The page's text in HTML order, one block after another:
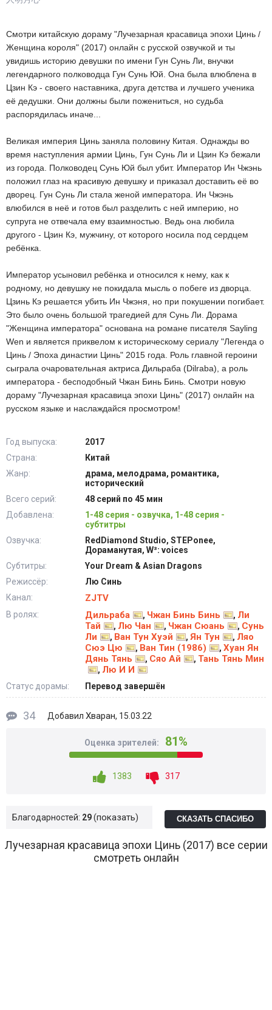
Смотри китайскую дораму "Лучезарная красавица эпохи Цинь /
Женщина короля" (2017) онлайн с русской озвучкой и ты
увидишь историю девушки по имени Гун Сунь Ли, внучки
легендарного полководца Гун Сунь Юй. Она была влюблена в
Цзин Кэ - своего наставника, друга детства и лучшего ученика
её дедушки. Они должны были пожениться, но судьба
распорядилась иначе...
Великая империя Цинь заняла половину Китая. Однажды во
время наступления армии Цинь, Гун Сунь Ли и Цзин Кэ бежали
из города. Полководец Сунь Юй был убит. Император Ин Чжэнь
положил глаз на красивую девушку и приказал доставить её во
дворец. Гун Сунь Ли стала женой императора. Ин Чжэнь
влюбился в неё и готов был разделить с ней империю, но
супруга не отвечала ему взаимностью. Ведь она любила
другого - Цзин Кэ, мужчину, от которого носила под сердцем
ребёнка.
Император усыновил ребёнка и относился к нему, как к
родному, но девушку не покидала мысль о побеге из дворца.
Цзинь Кэ решается убить Ин Чжэня, но при покушении погибает.
Это было очень большой трагедией для Сунь Ли. Дорама
"Женщина императора" основана на романе писателя Sayling
Wen и является приквелом к историческому сериалу "Легенда о
Цинь / Эпоха династии Цинь" 2015 года. Роль главной героини
сыграла очаровательная актриса Дильраба (Dilraba), а роль
императора - бесподобный Чжан Бинь Бинь. Смотри новую
дораму "Лучезарная красавица эпохи Цинь" (2017) онлайн на
русском языке и наслаждайся просмотром!
Год выпуска:
2017
Страна:
Китай
Жанр:
драма, мелодрама, романтика,
исторический
Всего серий:
48 серий по 45 мин
Добавлена:
1-48 серия - озвучка, 1-48 серия -
субтитры
Озвучка:
RedDiamond Studio, STEPonee,
Дораманутая, W³: voices
Субтитры:
Your Dream & Asian Dragons
Режиссёр:
Лю Синь
Канал:
ZJTV
В ролях: Дильраба , Чжан Бинь Бинь , Ли
Тай
, Лю Чан , Чжан Сюань , Сунь
Ли
, Ван Тун Хуэй , Ян Тун , Ляо
Сюэ Цю
, Ван Тин (1986) , Хуан Ян
Дянь Тянь
, Сяо Ай , Тань Тянь Мин
, Лю И И
Статус дорамы: Перевод завершён
34 Добавил Хваран, 15.03.22
Оценка зрителей: 81%
1383 317
Благодарностей: 29 показать СКАЗАТЬ СПАСИБО
Лучезарная красавица эпохи Цинь (2017) все серии
смотреть онлайн